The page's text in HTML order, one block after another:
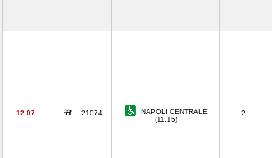
12.07 21074
NAPOLI CENTRALE
(11.15)
2